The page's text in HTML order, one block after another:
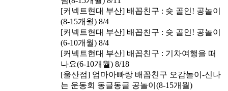
[커넥트현대 부산] 배꼽친구 : 슛 골인! 공놀이
(8-15개월) 8/4
[커넥트현대 부산] 배꼽친구 : 슛 골인! 공놀이
(6-10개월) 8/4
[커넥트현대 부산] 배꼽친구 : 기차여행을 떠
나요(6-10개월) 8/18
[울산점] 엄마아빠랑 배꼽친구 오감놀이-신나
는 운동회 동글동글 공놀이(8-15개월)